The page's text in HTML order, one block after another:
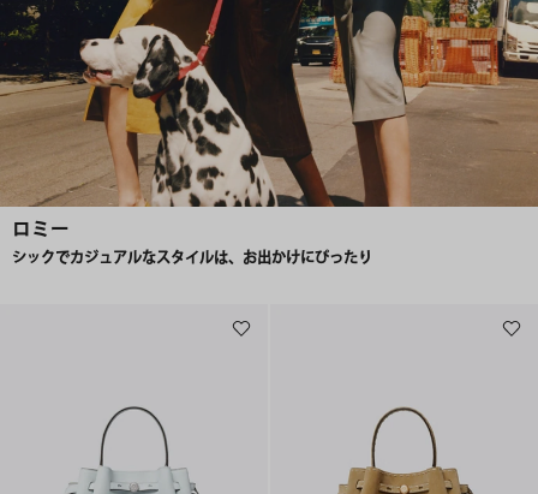
ロミー
シックでカジュアルなスタイルは、お出かけにぴったり